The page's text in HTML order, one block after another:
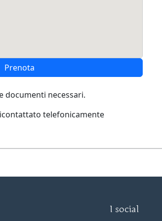
Prenota
documenti necessari.
telefonicamente
I social